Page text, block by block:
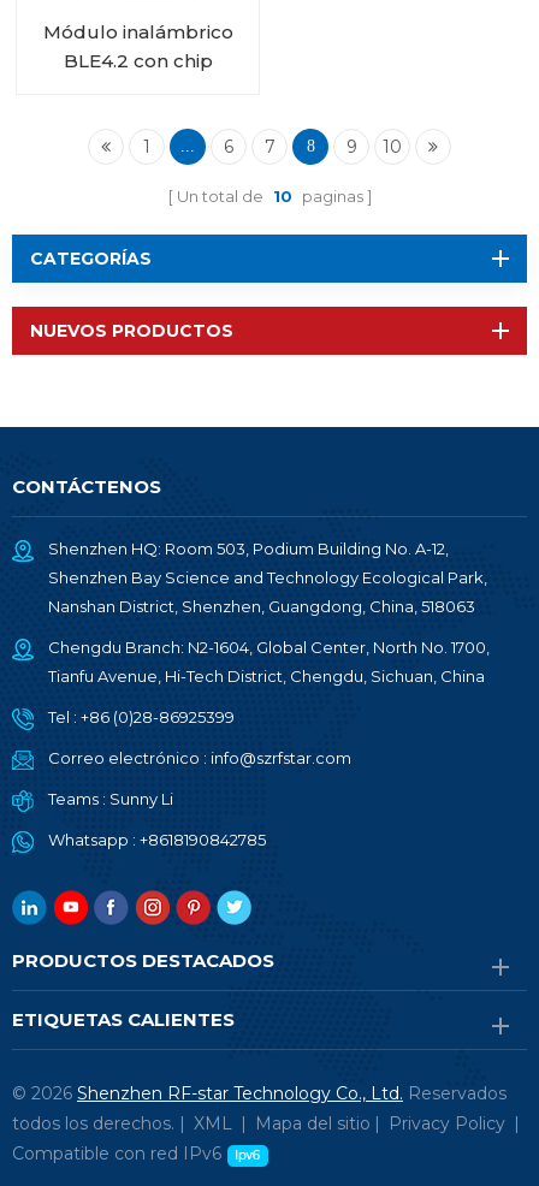
Módulo inalámbrico
BLE4.2 con chip
1 ... 6 7 8 9 10
Un total de 10 paginas
CATEGORÍAS
NUEVOS PRODUCTOS
CONTÁCTENOS
Shenzhen HQ: Room 503, Podium Building No. A-12,
Shenzhen Bay Science and Technology Ecological Park,
Nanshan District, Shenzhen, Guangdong, China, 518063
Chengdu Branch: N2-1604, Global Center, North No. 1700,
Tianfu Avenue, Hi-Tech District, Chengdu, Sichuan, China
Tel : +86 (0)28-86925399
Correo electrónico : info@szrfstar.com
Teams : Sunny Li
Whatsapp : +8618190842785
PRODUCTOS DESTACADOS
ETIQUETAS CALIENTES
© 2026 Shenzhen RF-star Technology Co., Ltd. Reservados
todos los derechos. | XML | Mapa del sitio | Privacy Policy |
Compatible con red IPv6